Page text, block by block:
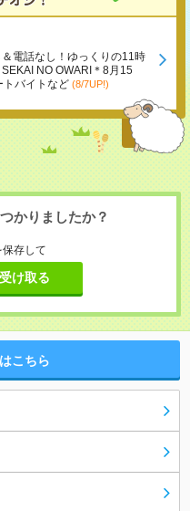
＆電話なし！ゆっくりの11時
NO OWARI＊8月15
トバイトなど (8/7UP!)
かりましたか？
存して
け取る
こちら